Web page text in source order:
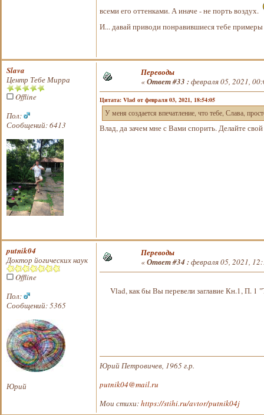
всеми его оттенками. А иначе - не порть воздух.
И... давай приводи понравившиеся тебе
Slava
Центр Тебе Мирра
Offline
Пол:
Сообщений: 6413
Переводы
«Ответ #33 :февраля 05, 2021,
Цитата: Vlad от февраля 03, 2021, 18:54:05
У меня создается впечатление, что тебе, Слава,
Влад, да зачем мне с Вами спорить. Делайте
putnik04
Доктор йогических наук
Offline
Пол:
Сообщений: 5365
Юрий
Переводы
«Ответ #34 :февраля 05, 2021,
Vlad, как бы Вы перевели заглавие Кн.1, П. 1
Юрий Петровичев, 1965 г.р.
putnik04@mail.ru
Мои стихи:https://stihi.ru/avtor/putnik04j